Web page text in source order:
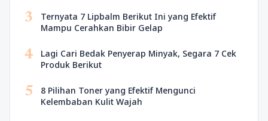
3
Ternyata 7 Lipbalm Berikut Ini yang Efektif
Mampu Cerahkan Bibir Gelap
4
Lagi Cari Bedak Penyerap Minyak, Segara 7 Cek
Produk Berikut
5
8 Pilihan Toner yang Efektif Mengunci
Kelembaban Kulit Wajah